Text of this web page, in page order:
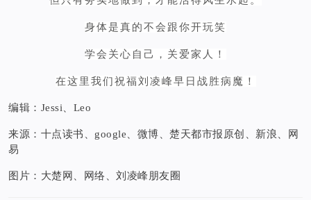
身体是真的不会跟你开玩笑
学会关心自己，关爱家人！
在这里我们祝福刘凌峰早日战胜病魔！
编辑：Jessi、Leo
来源：十点读书、google、微博、楚天都市报原创、新浪、网
易
图片：大楚网、网络、刘凌峰朋友圈